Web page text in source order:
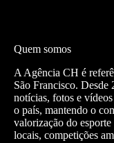
Quem somos
A Agência CH é
São Francisco.
notícias, fotos e
o país, mantendo o
valorização do
locais, competições